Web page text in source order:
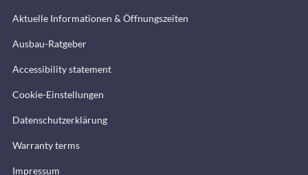
Aktuelle Informationen & Öffnungszeiten
Ausbau-Ratgeber
Accessibility statement
Cookie-Einstellungen
Datenschutzerklärung
Warranty terms
Impressum